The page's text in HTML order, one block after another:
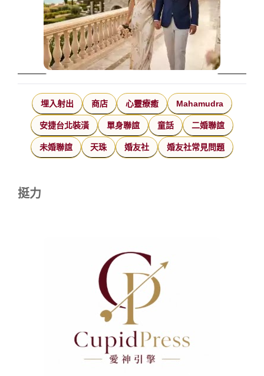
埋入射出 商店 心靈療癒 Mahamudra
安捷台北裝潢 單身聯誼 童話 二婚聯誼
未婚聯誼 天珠 婚友社 婚友社常見問題
挺力